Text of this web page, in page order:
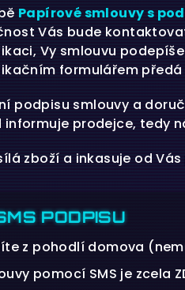
Papírové smlouvy s
Vás bude
Vy smlouvu
formulářem předá
podpisu smlouvy a
informuje prodejce, tedy
zboží a inkasuje od
PODPISU
z pohodlí domova
pomocí SMS je zcela